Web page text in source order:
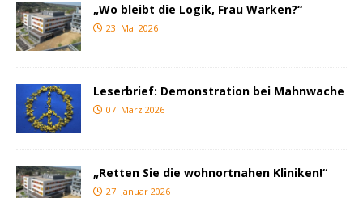
„Wo bleibt die Logik, Frau Warken?“
23. Mai 2026
Leserbrief: Demonstration bei Mahnwache
07. März 2026
„Retten Sie die wohnortnahen Kliniken!“
27. Januar 2026